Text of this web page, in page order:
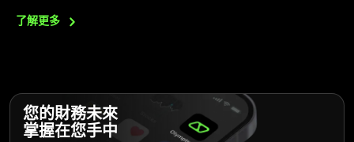
了解更多
您的財務未來
掌握在您手中